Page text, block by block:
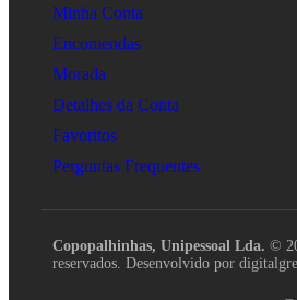
Minha Conta
Encomendas
Morada
Detalhes da Conta
Favoritos
Perguntas Frequentes
Copopalhinhas, Unipessoal Lda. ©
reservados. Desenvolvido por